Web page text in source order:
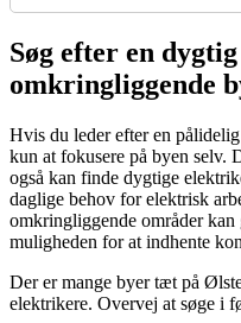
Søg efter en
omkringliggende
Hvis du leder efter en
kun at fokusere på byen selv.
også kan finde dygtige
daglige behov for elektrisk
omkringliggende områder
muligheden for at indhente
Der er mange byer tæt på
elektrikere. Overvej at søge i